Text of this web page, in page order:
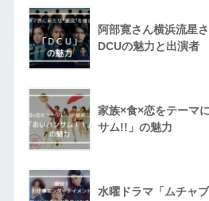
阿部寛さん横浜流星
DCUの魅力と出演者
家族×食×恋をテーマ
サム!!」の魅力
水曜ドラマ「ムチャ